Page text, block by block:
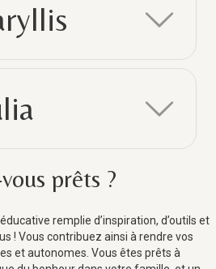
prêts ?
remplie d’inspiration, d’outils et
! Vous contribuez ainsi à rendre vos
et autonomes. Vous êtes prêts à